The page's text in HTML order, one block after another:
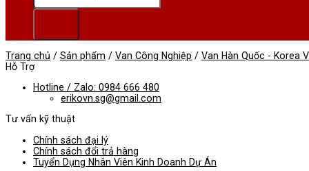
Trang chủ / Sản phẩm / Van Công Nghiệp / Van Hàn Quốc - Korea
Hỗ Trợ
Hotline / Zalo: 0984 666 480
erikovn.sg@gmail.com
Tư vấn kỹ thuật
Chính sách đại lý
Chính sách đổi trả hàng
Tuyển Dụng Nhân Viên Kinh Doanh Dự Án